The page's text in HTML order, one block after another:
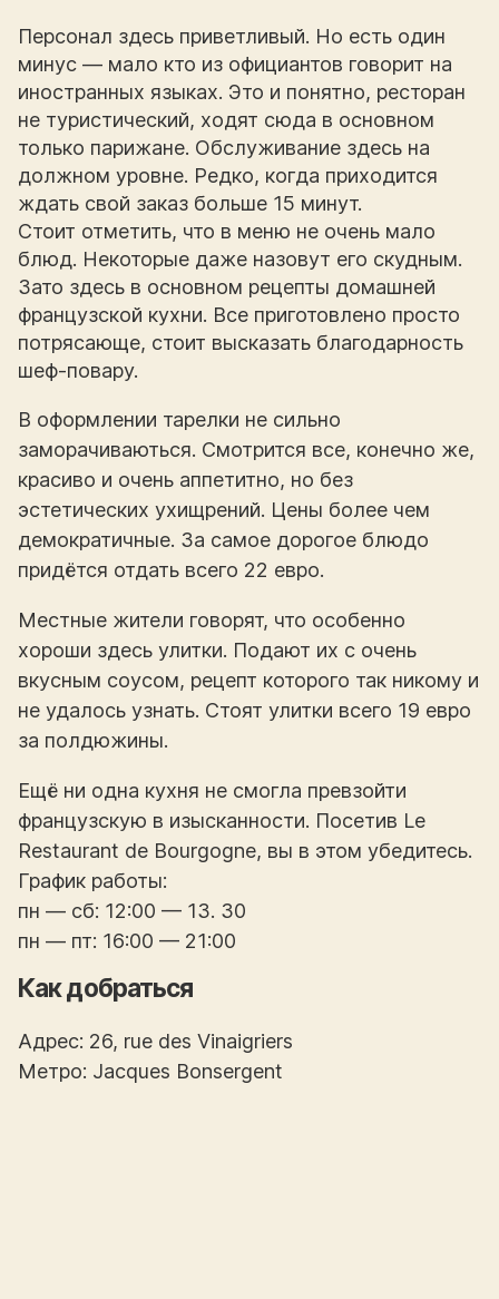
Персонал здесь приветливый. Но есть один
минус — мало кто из официантов говорит на
иностранных языках. Это и понятно, ресторан
не туристический, ходят сюда в основном
только парижане. Обслуживание здесь на
должном уровне. Редко, когда приходится
ждать свой заказ больше 15 минут.
Стоит отметить, что в меню не очень мало
блюд. Некоторые даже назовут его скудным.
Зато здесь в основном рецепты домашней
французской кухни. Все приготовлено просто
потрясающе, стоит высказать благодарность
шеф-повару.
В оформлении тарелки не сильно
заморачиваються. Смотрится все, конечно же,
красиво и очень аппетитно, но без
эстетических ухищрений. Цены более чем
демократичные. За самое дорогое блюдо
придётся отдать всего 22 евро.
Местные жители говорят, что особенно
хороши здесь улитки. Подают их с очень
вкусным соусом, рецепт которого так никому и
не удалось узнать. Стоят улитки всего 19 евро
за полдюжины.
Ещё ни одна кухня не смогла превзойти
французскую в изысканности. Посетив Le
Restaurant de Bourgogne, вы в этом убедитесь.
График работы:
пн — сб: 12:00 — 13. 30
пн — пт: 16:00 — 21:00
Как добраться
Адрес: 26, rue des Vinaigriers
Метро: Jacques Bonsergent